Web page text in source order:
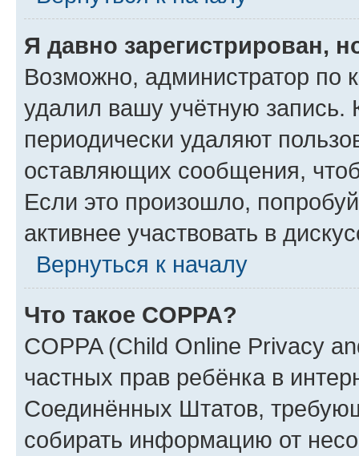
Я давно зарегистрирован,
Возможно, администратор по
удалил вашу учётную запись.
периодически удаляют
оставляющих сообщения,
Если это произошло,
активнее участвовать в
Вернуться к началу
Что такое COPPA?
COPPA (Child Online Privacy
частных прав ребёнка в
Соединённых Штатов,
собирать информацию от